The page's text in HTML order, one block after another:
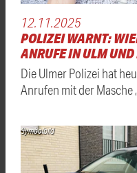
12.11.2025
POLIZEI WARNT:
ANRUFE IN ULM
Die Ulmer Polizei hat
Anrufen mit der Masche
Symbolbild